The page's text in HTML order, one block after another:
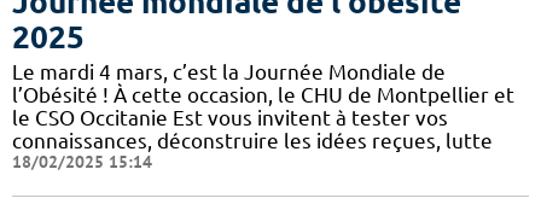
2025
Le mardi 4 mars, c’est la Journée Mondiale de
l’Obésité ! À cette occasion, le CHU de Montpellier et
le CSO Occitanie Est vous invitent à tester vos
connaissances, déconstruire les idées reçues, lutte
18/02/2025 15:14